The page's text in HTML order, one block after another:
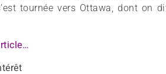
tournée vers Ottawa, dont on